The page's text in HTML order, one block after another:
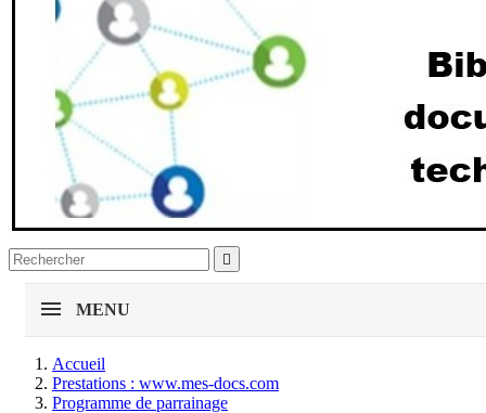

MENU
Accueil
Prestations : www.mes-docs.com
Programme de parrainage